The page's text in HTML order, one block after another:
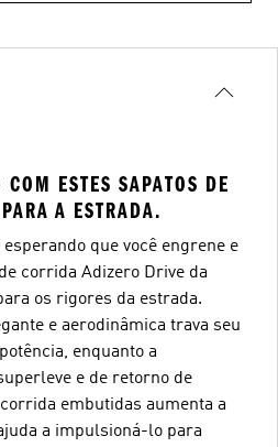
ESTES SAPATOS DE
A ESTRADA.
que você engrene e
corrida Adizero Drive da
os rigores da estrada.
e aerodinâmica trava seu
enquanto a
e de retorno de
embutidas aumenta a
a impulsioná-lo para